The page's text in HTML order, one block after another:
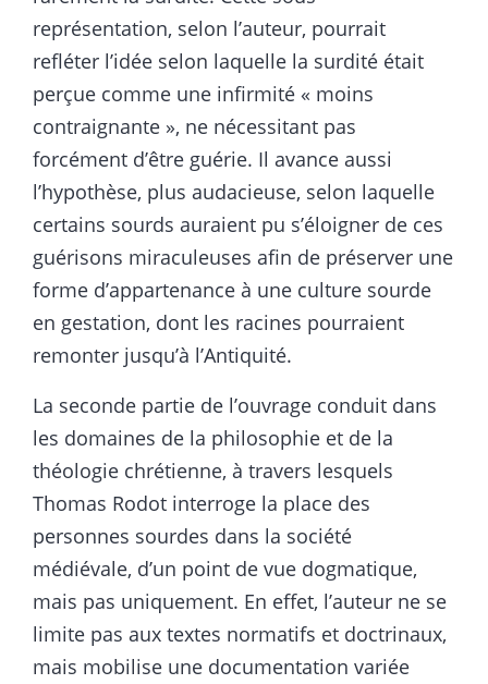
représentation, selon l’auteur, pourrait
refléter l’idée selon laquelle la surdité était
perçue comme une infirmité « moins
contraignante », ne nécessitant pas
forcément d’être guérie. Il avance aussi
l’hypothèse, plus audacieuse, selon laquelle
certains sourds auraient pu s’éloigner de ces
guérisons miraculeuses afin de préserver une
forme d’appartenance à une culture sourde
en gestation, dont les racines pourraient
remonter jusqu’à l’Antiquité.
La seconde partie de l’ouvrage conduit dans
les domaines de la philosophie et de la
théologie chrétienne, à travers lesquels
Thomas Rodot interroge la place des
personnes sourdes dans la société
médiévale, d’un point de vue dogmatique,
mais pas uniquement. En effet, l’auteur ne se
limite pas aux textes normatifs et doctrinaux,
mais mobilise une documentation variée